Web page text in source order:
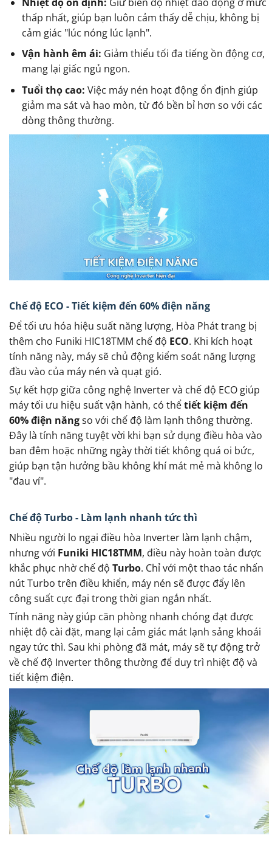
thấp nhất, giúp bạn luôn cảm thấy dễ chịu, không bị
cảm giác "lúc nóng lúc lạnh".
Vận hành êm ái: Giảm thiểu tối đa tiếng ồn động cơ,
mang lại giấc ngủ ngon.
Tuổi thọ cao: Việc máy nén hoạt động ổn định giúp
giảm ma sát và hao mòn, từ đó bền bỉ hơn so với các
dòng thông thường.
Chế độ ECO - Tiết kiệm đến 60% điện năng
Để tối ưu hóa hiệu suất năng lượng, Hòa Phát trang bị
thêm cho Funiki HIC18TMM chế độ ECO. Khi kích hoạt
tính năng này, máy sẽ chủ động kiểm soát năng lượng
đầu vào của máy nén và quạt gió.
Sự kết hợp giữa công nghệ Inverter và chế độ ECO giúp
máy tối ưu hiệu suất vận hành, có thểtiết kiệm đến
60% điện năngso với chế độ làm lạnh thông thường.
Đây là tính năng tuyệt vời khi bạn sử dụng điều hòa vào
ban đêm hoặc những ngày thời tiết không quá oi bức,
giúp bạn tận hưởng bầu không khí mát mẻ mà không lo
"đau ví".
Chế độ Turbo - Làm lạnh nhanh tức thì
Nhiều người lo ngại điều hòa Inverter làm lạnh chậm,
nhưng với Funiki HIC18TMM, điều này hoàn toàn được
khắc phục nhờ chế độ Turbo. Chỉ với một thao tác nhấn
nút Turbo trên điều khiển, máy nén sẽ được đẩy lên
công suất cực đại trong thời gian ngắn nhất.
Tính năng này giúp căn phòng nhanh chóng đạt được
nhiệt độ cài đặt, mang lại cảm giác mát lạnh sảng khoái
ngay tức thì. Sau khi phòng đã mát, máy sẽ tự động trở
về chế độ Inverter thông thường để duy trì nhiệt độ và
tiết kiệm điện.